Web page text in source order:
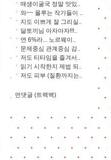
매생이굴국 정말 맛있..
와~~ 몰루는 작가들이 ..
지도 이쁘게 잘 그리실..
달토끼님 아자아자!!!..
연 6%라... 노르웨이..
문제중심 관계중심 감..
저도 티타임을 즐겨서..
읽기 시작한지 제법 되..
저도 피부 (질환까지는..
먼댓글 (트랙백)